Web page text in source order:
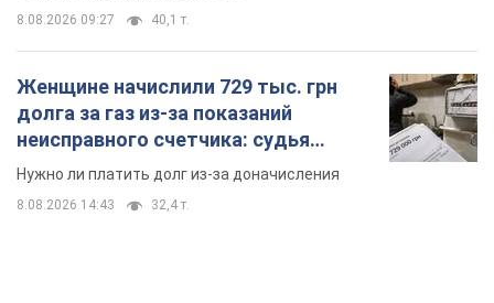
8.08.2026 09:27 40,1 т.
Женщине начислили 729 тыс. грн
долга за газ из-за показаний
неисправного счетчика: судья
вынес неожиданное решение
Нужно ли платить долг из-за доначисления
8.08.2026 14:43 32,4 т.